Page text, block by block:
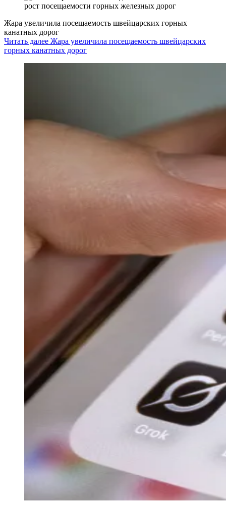
Жара увеличила посещаемость швейцарских горных
канатных дорог
Читать далее Жара увеличила посещаемость швейцарских
горных канатных дорог